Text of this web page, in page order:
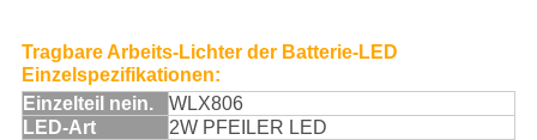
Tragbare Arbeits-Lichter der Batterie-LED
Einzelspezifikationen:
Einzelteil nein.
WLX806
LED-Art
2W PFEILER LED